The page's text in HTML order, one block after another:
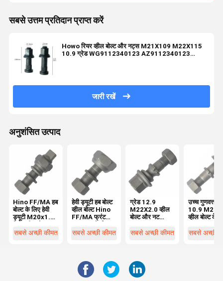
सबसे उत्तम प्रतिदान प्राप्त करें
Howo रियर व्हील बोल्ट और नट्स M21X109 M22X115
10.9 ग्रेड WG9112340123 AZ9112340123
जारी रखें
अनुशंसित उत्पाद
Hino FF/MA हब
बोल्ट के लिए हेवी
ड्यूटी M20x1.5
सबसे अच्छी कीमत
हेवी ड्यूटी हब बोल्ट
व्हील बोल्ट Hino
FF/MA फ्रंट
सबसे अच्छी कीमत
ग्रेड 12.9
M22X2.0 व्हील
बोल्ट और नट
OEM0329613170
सबसे अच्छी कीमत
उच्च गुणवत्ता
10.9
व्हील बोल्ट के
सबसे अच्छी